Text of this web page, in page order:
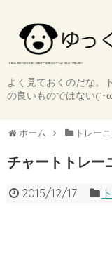
よく見ておくのだな。
の良いものではない(`･
ホーム トレー
チャートトレー
2015/12/17